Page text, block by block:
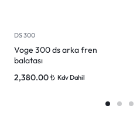
DS 300
Voge 300 ds arka fren
balatası
2,380.00₺ Kdv Dahil